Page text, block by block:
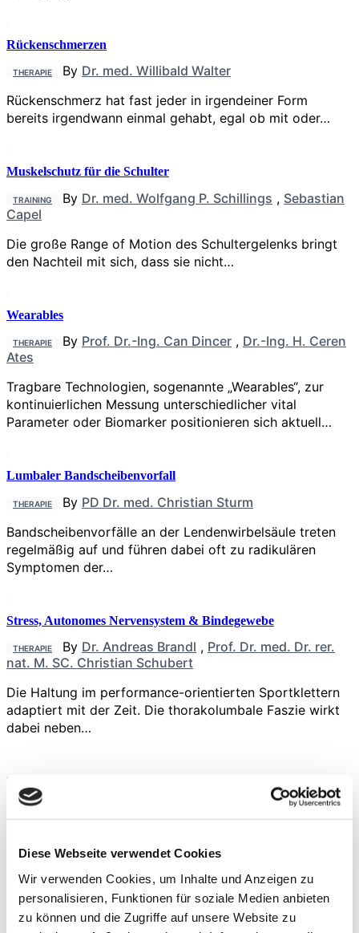
Diese Webseite verwendet Cookies
Wir verwenden Cookies, um Inhalte und Anzeigen zu
personalisieren, Funktionen für soziale Medien anbieten
zu können und die Zugriffe auf unsere Website zu
Rückenschmerzen
THERAPIE By Dr. med. Willibald Walter
Rückenschmerz hat fast jeder in irgendeiner Form
bereits irgendwann einmal gehabt, egal ob mit oder…
Muskelschutz für die Schulter
TRAINING By Dr. med. Wolfgang P. Schillings , Sebastian
Capel
Die große Range of Motion des Schultergelenks bringt
den Nachteil mit sich, dass sie nicht…
Wearables
THERAPIE By Prof. Dr.-Ing. Can Dincer , Dr.-Ing. H. Ceren
Ates
Tragbare Technologien, sogenannte „Wearables“, zur
kontinuierlichen Messung unterschiedlicher vital
Parameter oder Biomarker positionieren sich aktuell…
Lumbaler Bandscheibenvorfall
THERAPIE By PD Dr. med. Christian Sturm
Bandscheibenvorfälle an der Lendenwirbelsäule treten
regelmäßig auf und führen dabei oft zu radikulären
Symptomen der…
Stress, Autonomes Nervensystem & Bindegewebe
THERAPIE By Dr. Andreas Brandl , Prof. Dr. med. Dr. rer.
nat. M. SC. Christian Schubert
Die Haltung im performance-orientierten Sportklettern
adaptiert mit der Zeit. Die thorakolumbale Faszie wirkt
dabei neben…
Stellungnahme zum Facharzt für Sportmedizin
THERAPIE
(EC): Mit Datum vom 31.05.2024 wurde das Fach
Sportmedizin…
Prähabilitation